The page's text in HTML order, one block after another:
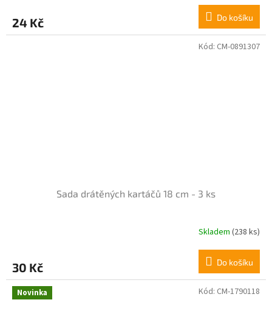
24 Kč Do košíku
Sada drátěných kartáčů 18 cm - 3 ks
je
5,0
5
Skladem(238 ks)
30 Kč Do košíku
Kód: CM-0891307
Novinka Kód: CM-1790118